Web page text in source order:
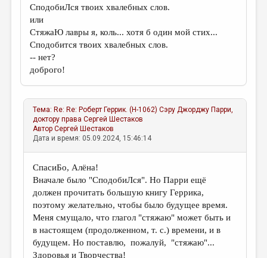
СподобиЛся твоих хвалебных слов.
или
СтяжаЮ лавры я, коль... хотя б один мой стих...
Сподобится твоих хвалебных слов.
-- нет?
доброго!
Тема: Re: Re: Роберт Геррик. (Н-1062) Сэру Джорджу Парри,
доктору права Сергей Шестаков
АвторСергей Шестаков
Дата и время: 05.09.2024, 15:46:14
СпасиБо, Алёна!
Вначале было "СподобиЛся". Но Парри ещё
должен прочитать большую книгу Геррика,
поэтому желательно, чтобы было будущее время.
Меня смущало, что глагол "стяжаю" может быть и
в настоящем (продолженном, т. с.) времени, и в
будущем. Но поставлю, пожалуй, "стяжаю"...
Здоровья и Творчества!